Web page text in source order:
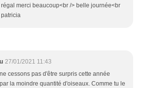
merci beaucoup<br /> belle journée<br
patricia
27/01/2021 11:43
cessons pas d'être surpris cette année
la moindre quantité d'oiseaux. Comme tu le